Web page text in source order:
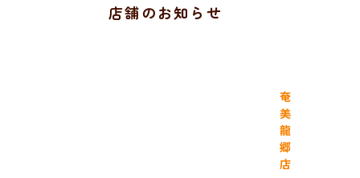
店舗のお知らせ
奄
美
龍
郷
店